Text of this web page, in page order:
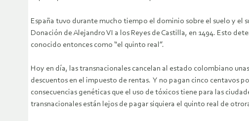
España tuvo durante mucho tiempo el dominio sobre el suelo y el
Donación de Alejandro VI a los Reyes de Castilla, en 1494. Esto
conocido entonces como “el quinto real”.
Hoy en día, las transnacionales cancelan al estado colombiano
descuentos en el impuesto de rentas. Y no pagan cinco centavos
consecuencias genéticas que el uso de tóxicos tiene para las
transnacionales están lejos de pagar siquiera el quinto real de